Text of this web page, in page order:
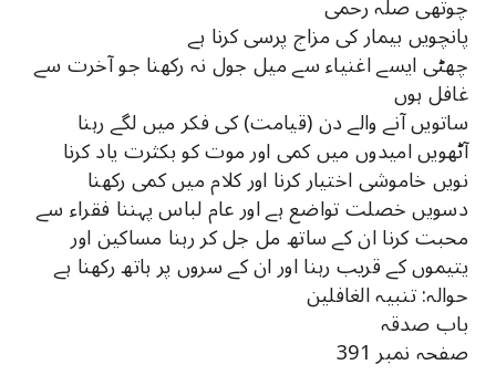
پانچویں بیمار کی مزاج پرسی کرنا ہے
چھٹی ایسے اغنیاء سے میل جول نہ رکھنا جو آخرت سے
غافل ہوں
ساتویں آنے والے دن (قیامت) کی فکر میں لگے رہنا
آٹھویں امیدوں میں کمی اور موت کو بکثرت یاد کرنا
نویں خاموشی اختیار کرنا اور کلام میں کمی رکھنا
دسویں خصلت تواضع ہے اور عام لباس پہننا فقراء سے
محبت کرنا ان کے ساتھ مل جل کر رہنا مساکین اور
یتیموں کے قریب رہنا اور ان کے سروں پر ہاتھ رکھنا ہے
حوالہ: تنبیہ الغافلین
باب صدقہ
صفحہ نمبر 391